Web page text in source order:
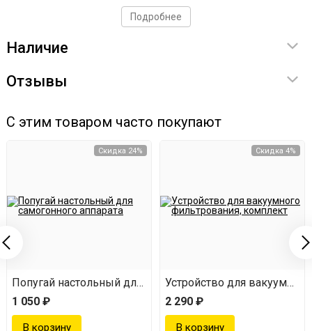
2 дюйма: Для высокой производительности и
эффективности.
Стабильность процесса: Равномерное
фракционирование без температурных "качелей".
кламповое соединение 2 дюйма.
Лазерная сварка
Подробнее
Наличие
Отзывы
С этим товаром часто покупают
Скидка 24%
Попугай настольный для самогонного аппарата
1 050 ₽
Скидка 4%
Устройство для
2 290 ₽